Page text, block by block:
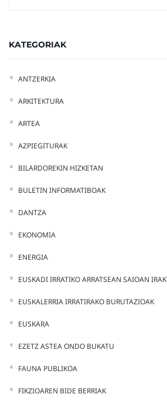
KATEGORIAK
ANTZERKIA
ARKITEKTURA
ARTEA
AZPIEGITURAK
BILARDOREKIN HIZKETAN
BULETIN INFORMATIBOAK
DANTZA
EKONOMIA
ENERGIA
EUSKADI IRRATIKO ARRATSEAN SAIOAN
EUSKALERRIA IRRATIRAKO BURUTAZIOAK
EUSKARA
EZETZ ASTEA ONDO BUKATU
FAUNA PUBLIKOA
FIKZIOAREN BIDE BERRIAK